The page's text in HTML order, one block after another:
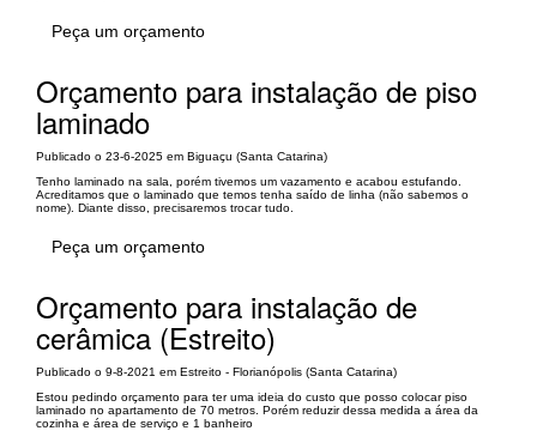
Peça um orçamento
Orçamento para instalação de piso
laminado
Publicado o 23-6-2025 em Biguaçu (Santa Catarina)
Tenho laminado na sala, porém tivemos um vazamento e acabou estufando.
Acreditamos que o laminado que temos tenha saído de linha (não sabemos o
nome). Diante disso, precisaremos trocar tudo.
Peça um orçamento
Orçamento para instalação de
cerâmica (Estreito)
Publicado o 9-8-2021 em Estreito - Florianópolis (Santa Catarina)
Estou pedindo orçamento para ter uma ideia do custo que posso colocar piso
laminado no apartamento de 70 metros. Porém reduzir dessa medida a área da
cozinha e área de serviço e 1 banheiro